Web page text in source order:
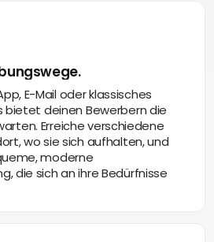
E-Mail oder klassisches
bietet deinen Bewerbern die
Erreiche verschiedene
wo sie sich aufhalten, und
moderne
die sich an ihre Bedürfnisse